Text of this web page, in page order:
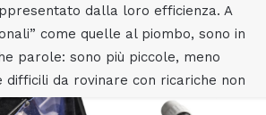
dalla loro efficienza. A
come quelle al piombo, sono in
parole: sono più piccole, meno
da rovinare con ricariche non